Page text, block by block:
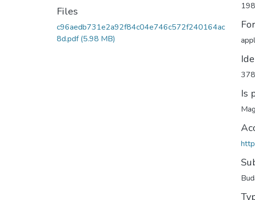
Files
c96aedb731e2a92f84c04e746c572f240164ac
8d.pdf(5.98 MB)
Is